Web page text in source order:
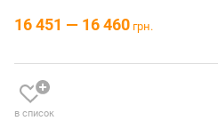
16 451 — 16 460 грн.
в список